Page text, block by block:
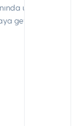
uzman İTK
getiriyoruz.